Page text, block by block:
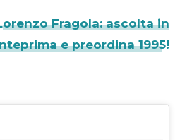
Fragola: ascolta in
e preordina 1995!